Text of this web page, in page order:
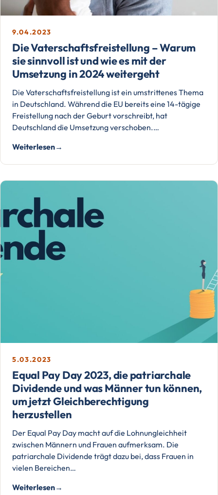
9.04.2023
Die Vaterschaftsfreistellung – Warum
sie sinnvoll ist und wie es mit der
Umsetzung in 2024 weitergeht
Die Vaterschaftsfreistellung ist ein umstrittenes Thema
in Deutschland. Während die EU bereits eine 14-tägige
Freistellung nach der Geburt vorschreibt, hat
Deutschland die Umsetzung verschoben.…
Weiterlesen
5.03.2023
Equal Pay Day 2023, die patriarchale
Dividende und was Männer tun können,
um jetzt Gleichberechtigung
herzustellen
Der Equal Pay Day macht auf die Lohnungleichheit
zwischen Männern und Frauen aufmerksam. Die
patriarchale Dividende trägt dazu bei, dass Frauen in
vielen Bereichen…
Weiterlesen